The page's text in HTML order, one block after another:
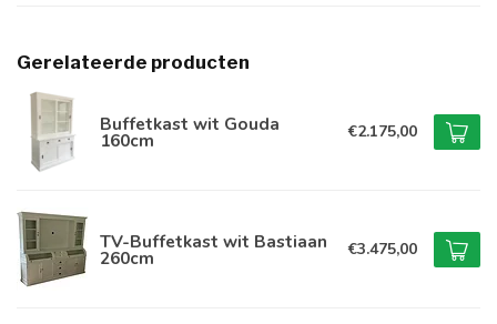
Gerelateerde producten
Buffetkast wit Gouda
160cm €2.175,00
TV-Buffetkast wit Bastiaan
260cm €3.475,00